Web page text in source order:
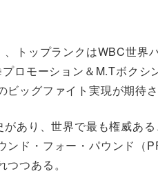
トップランクはWBC世界
ロモーション＆M.Tボク
ッグファイト実現が期待さ
あり、世界で最も権威あ
ド・フォー・パウンド（
つある。